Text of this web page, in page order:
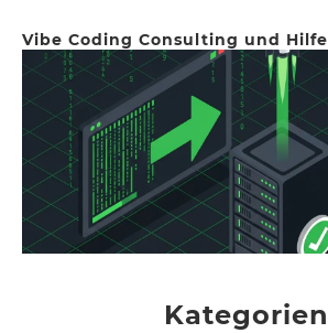
Vibe Coding Consulting und Hilfe
Kategorien